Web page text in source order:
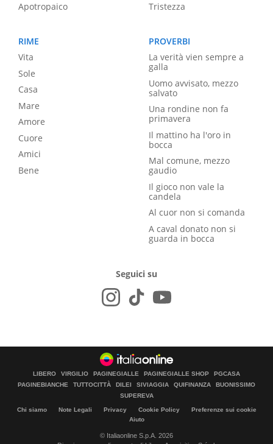
Apotropaico
Tristezza
RIME
Vita
Sole
Casa
Mare
Amore
Cuore
Amici
Bene
PROVERBI
La verità vien sempre a
galla
Uomo avvisato, mezzo
salvato
Una rondine non fa
primavera
Il mattino ha l'oro in
bocca
Mal comune, mezzo
gaudio
Il gioco non vale la
candela
Al cuor non si comanda
A caval donato non si
guarda in bocca
Seguici su
LIBERO VIRGILIO PAGINEGIALLE PAGINEGIALLE SHOP
PGCASA
PAGINEBIANCHE
TUTTOCITTÀ DILEI SIVIAGGIA QUIFINANZA
BUONISSIMO
SUPEREVA
Chi siamo Note Legali Privacy Cookie Policy
Preferenze sui cookie
Aiuto
© Italiaonline S.p.A. 2026